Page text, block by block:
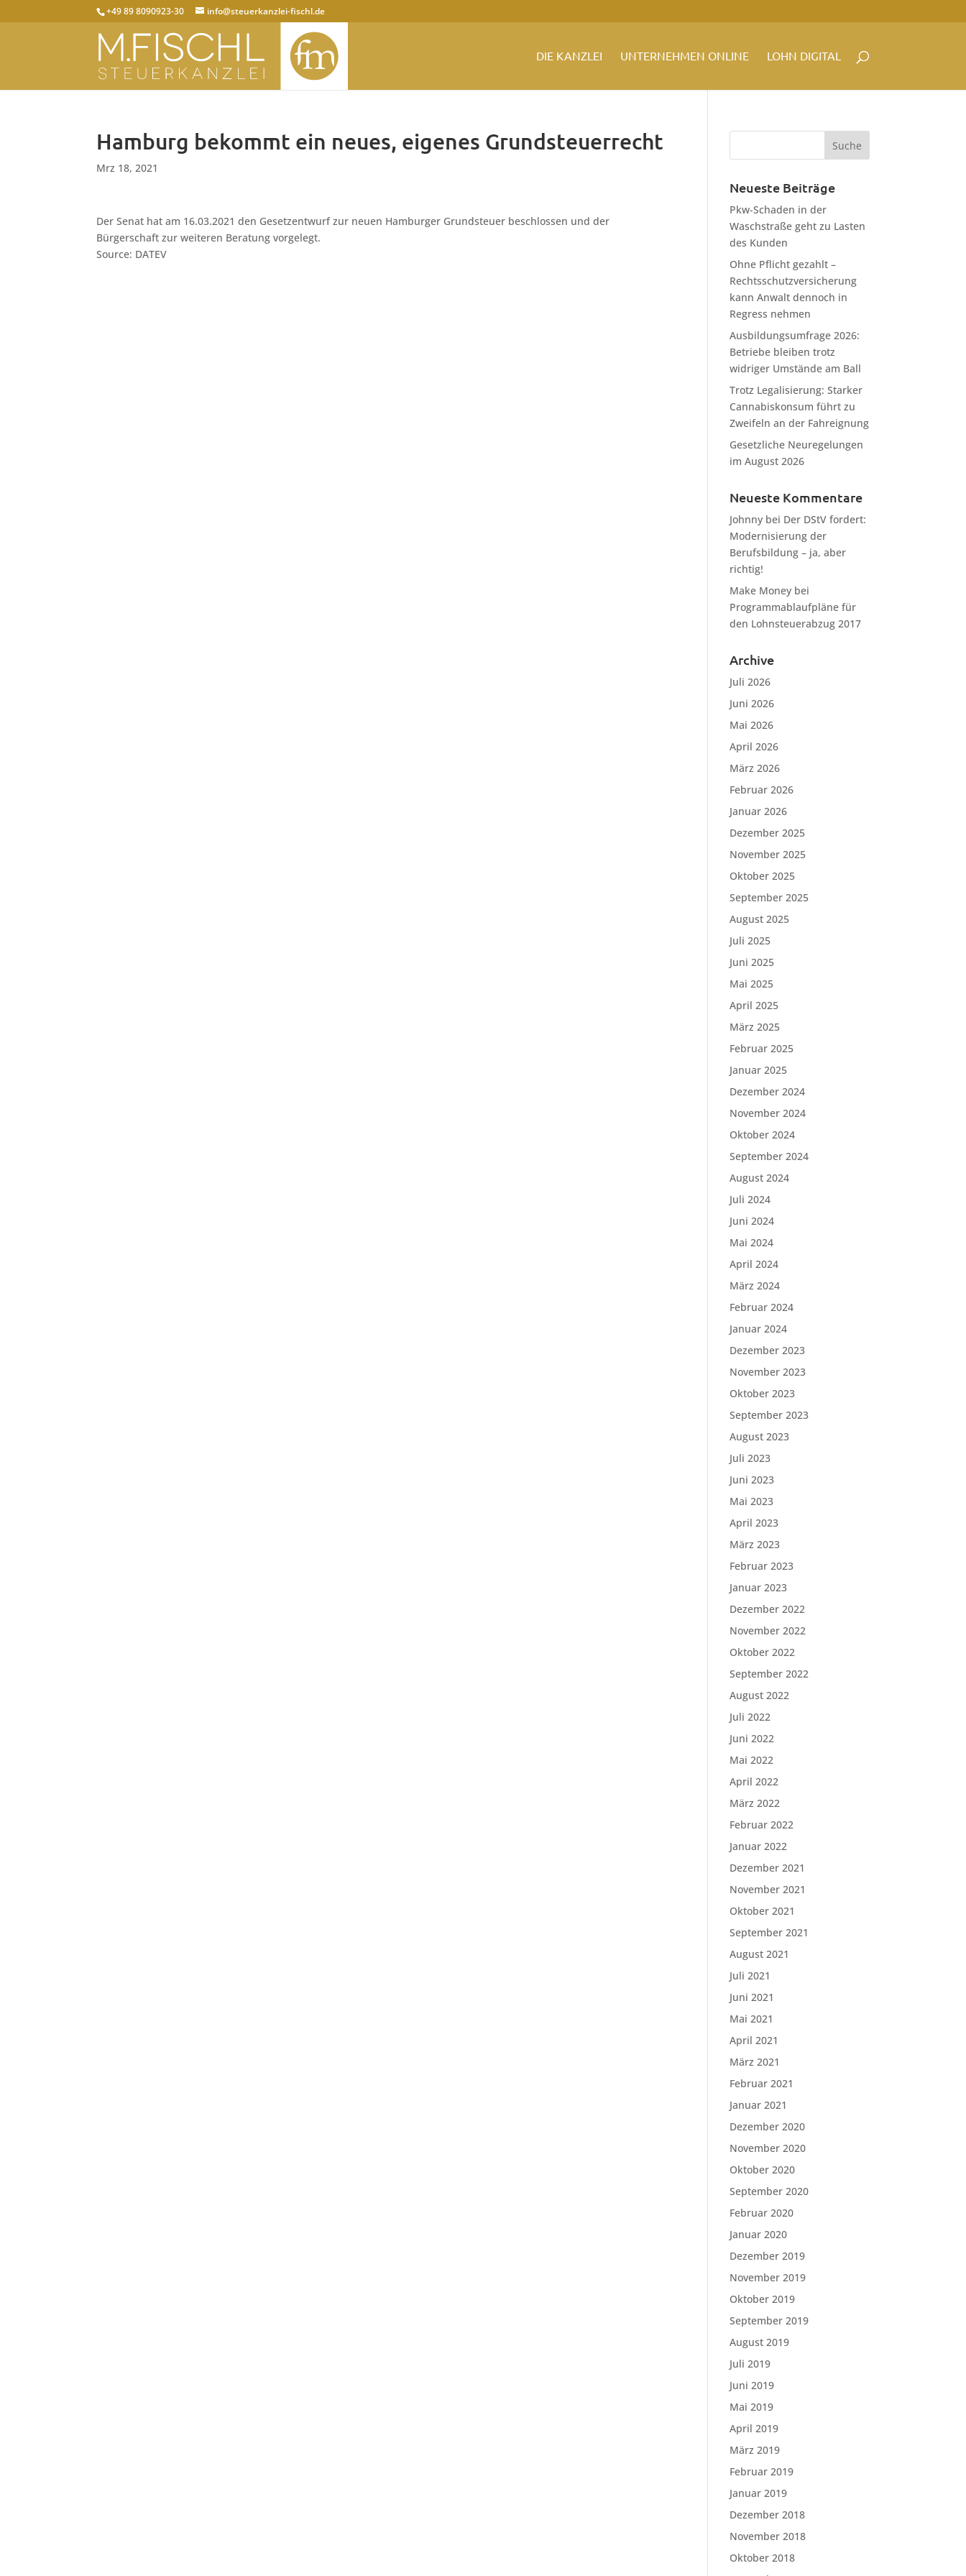
+49 89 8090923-30 info@steuerkanzlei-fischl.de
DIE KANZLEI UNTERNEHMEN ONLINE LOHN DIGITAL
Hamburg bekommt ein neues, eigenes Grundsteuerrecht
Mrz 18, 2021
Der Senat hat am 16.03.2021 den Gesetzentwurf zur neuen Hamburger Grundsteuer beschlossen und der
Bürgerschaft zur weiteren Beratung vorgelegt.
Source: DATEV
Neueste Beiträge
Pkw-Schaden in der
Waschstraße geht zu Lasten
des Kunden
Ohne Pflicht gezahlt –
Rechtsschutzversicherung
kann Anwalt dennoch in
Regress nehmen
Ausbildungsumfrage 2026:
Betriebe bleiben trotz
widriger Umstände am Ball
Trotz Legalisierung: Starker
Cannabiskonsum führt zu
Zweifeln an der Fahreignung
Gesetzliche Neuregelungen
im August 2026
Neueste Kommentare
Johnny bei Der DStV fordert:
Modernisierung der
Berufsbildung – ja, aber
richtig!
Make Money bei
Programmablaufpläne für
den Lohnsteuerabzug 2017
Archive
Juli 2026
Juni 2026
Mai 2026
April 2026
März 2026
Februar 2026
Januar 2026
Dezember 2025
November 2025
Oktober 2025
September 2025
August 2025
Juli 2025
Juni 2025
Mai 2025
April 2025
März 2025
Februar 2025
Januar 2025
Dezember 2024
November 2024
Oktober 2024
September 2024
August 2024
Juli 2024
Juni 2024
Mai 2024
April 2024
März 2024
Februar 2024
Januar 2024
Dezember 2023
November 2023
Oktober 2023
September 2023
August 2023
Juli 2023
Juni 2023
Mai 2023
April 2023
März 2023
Februar 2023
Januar 2023
Dezember 2022
November 2022
Oktober 2022
September 2022
August 2022
Juli 2022
Juni 2022
Mai 2022
April 2022
März 2022
Februar 2022
Januar 2022
Dezember 2021
November 2021
Oktober 2021
September 2021
August 2021
Juli 2021
Juni 2021
Mai 2021
April 2021
März 2021
Februar 2021
Januar 2021
Dezember 2020
November 2020
Oktober 2020
September 2020
Februar 2020
Januar 2020
Dezember 2019
November 2019
Oktober 2019
September 2019
August 2019
Juli 2019
Juni 2019
Mai 2019
April 2019
März 2019
Februar 2019
Januar 2019
Dezember 2018
November 2018
Oktober 2018